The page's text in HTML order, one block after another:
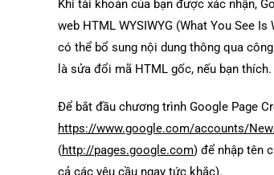
Khi tài khoản của bạn được xác nhận,
web HTML WYSIWYG (What You See
có thể bổ sung nội dung thông qua
là sửa đổi mã HTML gốc, nếu bạn thích.
Để bắt đầu chương trình Google Page
https://www.google.com/accounts/
(http://pages.google.com) để nhập tên
cả các yêu cầu ngay tức khắc).